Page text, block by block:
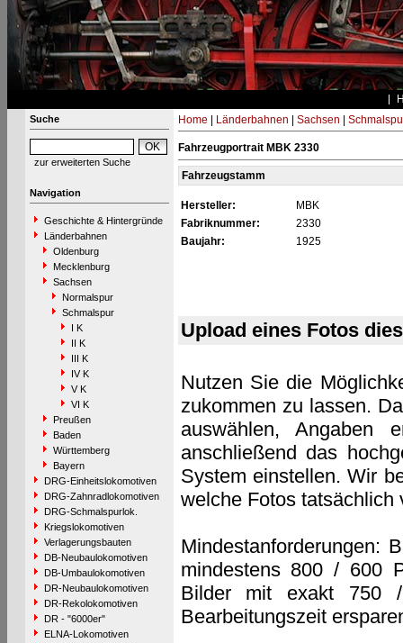
Suche
zur erweiterten Suche
Navigation
Geschichte & Hintergründe
Länderbahnen
Oldenburg
Mecklenburg
Sachsen
Normalspur
Schmalspur
I K
II K
III K
IV K
V K
VI K
Preußen
Baden
Württemberg
Bayern
DRG-Einheitslokomotiven
DRG-Zahnradlokomotiven
DRG-Schmalspurlok.
Kriegslokomotiven
Verlagerungsbauten
DB-Neubaulokomotiven
DB-Umbaulokomotiven
DR-Neubaulokomotiven
DR-Rekolokomotiven
DR - "6000er"
ELNA-Lokomotiven
Home Länderbahnen Sachsen
Fahrzeugportrait MBK 2330
Fahrzeugstamm
Hersteller:
MBK
Fabriknummer:
2330
Baujahr:
1925
Upload eines Fotos
Nutzen Sie die
zukommen zu lassen.
auswählen, Angaben
anschließend das
System einstellen. Wir
welche Fotos tatsächlich
Mindestanforderungen:
mindestens 800 / 600
Bilder mit exakt 750
Bearbeitungszeit